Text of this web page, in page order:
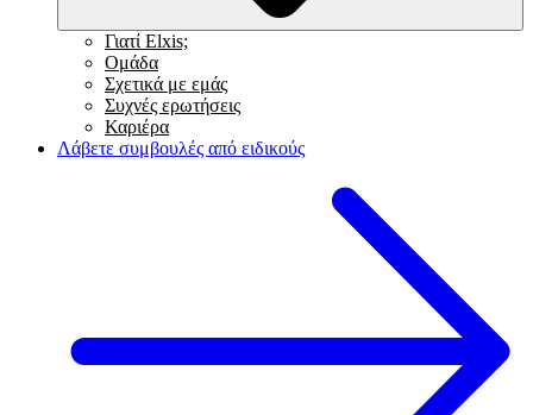
Γιατί Elxis;
Ομάδα
Σχετικά με εμάς
Συχνές ερωτήσεις
Καριέρα
Λάβετε συμβουλές από ειδικούς